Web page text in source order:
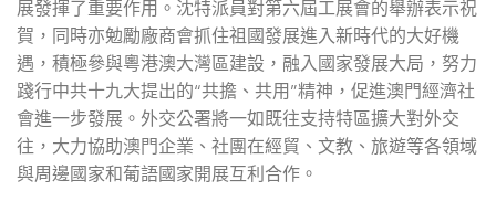
展發揮了重要作用。沈特派員對第六屆工展會的舉辦表示祝
賀，同時亦勉勵廠商會抓住祖國發展進入新時代的大好機
遇，積極參與粵港澳大灣區建設，融入國家發展大局，努力
踐行中共十九大提出的“共擔、共用”精神，促進澳門經濟社
會進一步發展。外交公署將一如既往支持特區擴大對外交
往，大力協助澳門企業、社團在經貿、文教、旅遊等各領域
與周邊國家和葡語國家開展互利合作。